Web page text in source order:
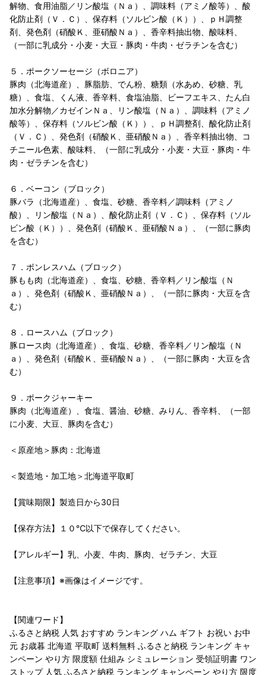
解物、食用油脂／リン酸塩（Ｎａ）、調味料（アミノ酸等）、酸
化防止剤（Ｖ．Ｃ）、保存料（ソルビン酸（Ｋ））、ｐＨ調整
剤、発色剤（硝酸Ｋ、亜硝酸Ｎａ）、香辛料抽出物、酸味料、
（一部に乳成分・小麦・大豆・豚肉・牛肉・ゼラチンを含む）
５．ポークソーセージ（ボロニア）
豚肉（北海道産）、豚脂肪、でん粉、糖類（水あめ、砂糖、乳
糖）、食塩、くん液、香辛料、食塩油脂、ビーフエキス、たん白
加水分解物／カゼインＮａ、リン酸塩（Ｎａ）、調味料（アミノ
酸等）、保存料（ソルビン酸（Ｋ））、ｐＨ調整剤、酸化防止剤
（Ｖ．Ｃ）、発色剤（硝酸Ｋ、亜硝酸Ｎａ）、香辛料抽出物、コ
チニール色素、酸味料、（一部に乳成分・小麦・大豆・豚肉・牛
肉・ゼラチンを含む）
６．ベーコン（ブロック）
豚バラ（北海道産）、食塩、砂糖、香辛料／調味料（アミノ
酸）、リン酸塩（Ｎａ）、酸化防止剤（Ｖ．Ｃ）、保存料（ソル
ビン酸（Ｋ））、発色剤（硝酸Ｋ、亜硝酸Ｎａ）、（一部に豚肉
を含む）
７．ボンレスハム（ブロック）
豚もも肉（北海道産）、食塩、砂糖、香辛料／リン酸塩（Ｎ
ａ）、発色剤（硝酸Ｋ、亜硝酸Ｎａ）、（一部に豚肉・大豆を含
む）
８．ロースハム（ブロック）
豚ロース肉（北海道産）、食塩、砂糖、香辛料／リン酸塩（Ｎ
ａ）、発色剤（硝酸Ｋ、亜硝酸Ｎａ）、（一部に豚肉・大豆を含
む）
９．ポークジャーキー
豚肉（北海道産）、食塩、醤油、砂糖、みりん、香辛料、（一部
に小麦、大豆、豚肉を含む）
＜原産地＞豚肉：北海道
＜製造地・加工地＞北海道平取町
【賞味期限】製造日から30日
【保存方法】１０℃以下で保存してください。
【アレルギー】乳、小麦、牛肉、豚肉、ゼラチン、大豆
【注意事項】※画像はイメージです。
【関連ワード】
ふるさと納税 人気 おすすめ ランキング ハム ギフト お祝い お中
元 お歳暮 北海道 平取町 送料無料 ふるさと納税 ランキング キャ
ンペーン やり方 限度額 仕組み シミュレーション 受領証明書 ワン
ストップ 人気 ふるさと納税 ランキング キャンペーン やり方 限度